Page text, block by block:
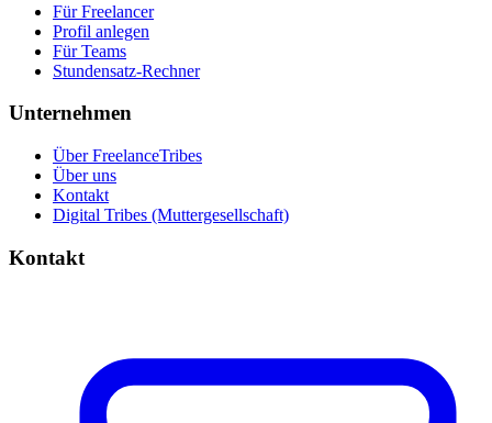
Für Freelancer
Profil anlegen
Für Teams
Stundensatz-Rechner
Unternehmen
Über FreelanceTribes
Über uns
Kontakt
Digital Tribes (Muttergesellschaft)
Kontakt